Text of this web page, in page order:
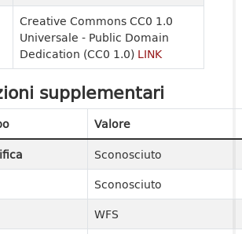
Creative Commons CC0 1.0
Universale - Public Domain
Dedication (CC0 1.0) LINK
supplementari
Valore
Sconosciuto
Sconosciuto
WFS